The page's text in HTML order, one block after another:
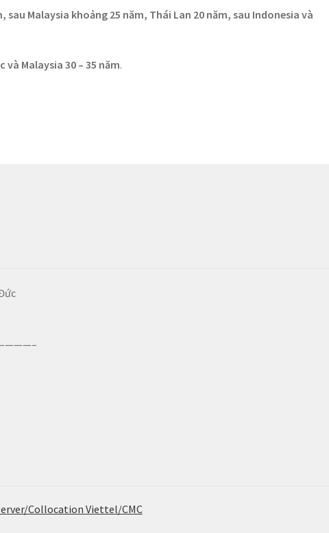
sau Malaysia khoảng 25 năm, Thái Lan 20 năm, sau Indonesia và
và Malaysia 30 – 35 năm.
Collocation Viettel/CMC